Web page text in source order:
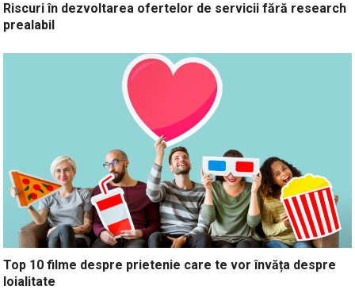
Riscuri în dezvoltarea ofertelor de servicii fără research
prealabil
Top 10 filme despre prietenie care te vor învăța despre
loialitate